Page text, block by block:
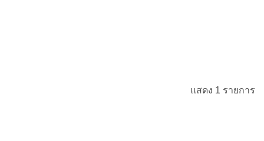
แสดง 1 รายการ